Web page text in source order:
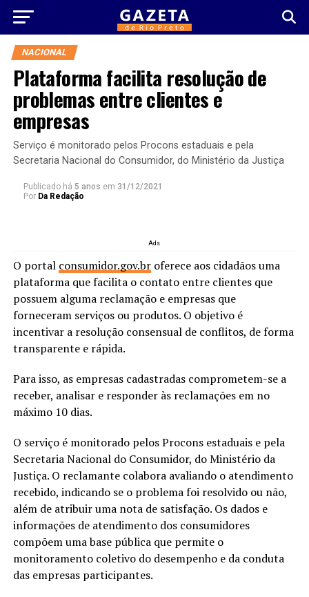
NACIONAL
Plataforma facilita resolução de
problemas entre clientes e
empresas
Serviço é monitorado pelos Procons estaduais e pela
Secretaria Nacional do Consumidor, do Ministério da Justiça
Publicado há 5 anos em 31/12/2021
Por Da Redação
Ads
O portal consumidor.gov.broferece aos cidadãos uma
plataforma que facilita o contato entre clientes que
possuem alguma reclamação e empresas que
forneceram serviços ou produtos. O objetivo é
incentivar a resolução consensual de conflitos, de forma
transparente e rápida.
Para isso, as empresas cadastradas comprometem-se a
receber, analisar e responder às reclamações em no
máximo 10 dias.
O serviço é monitorado pelos Procons estaduais e pela
Secretaria Nacional do Consumidor, do Ministério da
Justiça. O reclamante colabora avaliando o atendimento
recebido, indicando se o problema foi resolvido ou não,
além de atribuir uma nota de satisfação. Os dados e
informações de atendimento dos consumidores
compõem uma base pública que permite o
monitoramento coletivo do desempenho e da conduta
das empresas participantes.